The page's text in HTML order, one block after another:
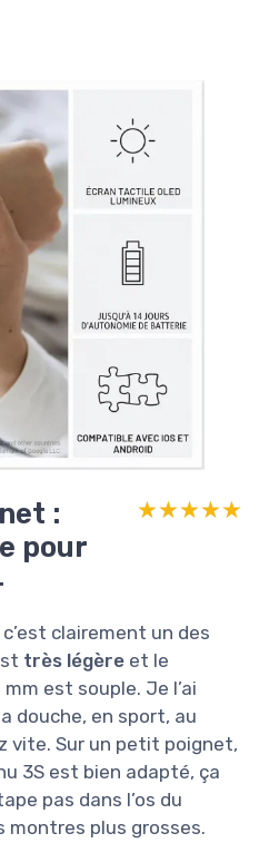
:
pour
★★★★★
★★★★★
clairement un des
très légère et le
est souple. Je l’ai
douche, en sport, au
vite. Sur un petit poignet,
3S est bien adapté, ça
pas dans l’os du
montres plus grosses.